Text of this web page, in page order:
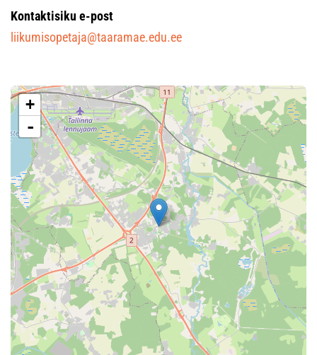
Kontaktisiku e-post
liikumisopetaja@taaramae.edu.ee
+
-